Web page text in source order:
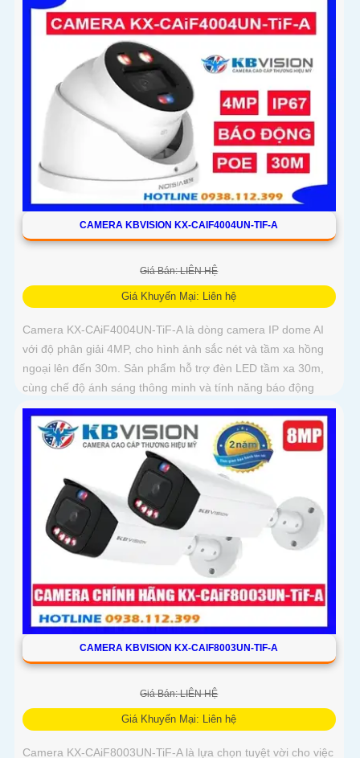
CAMERA KBVISION KX-CAIF4004UN-TIF-A
Giá Bán: LIÊN HỆ
Giá Khuyến Mại: Liên hệ
Camera KX-CAiF4004UN-TiF-A là dòng camera IP dome AI
với độ phân giải 4MP, cho hình ảnh sắc nét và tầm xa hồng
ngoại lên đến 30m. Sản phẩm hỗ trợ đèn LED tầm xa 30m,
cùng chế độ ánh sáng thông minh và tính năng báo động
chủ động bằng đèn LED xanh đỏ và còi hú 110dB
CAMERA KBVISION KX-CAIF8003UN-TIF-A
Giá Bán: LIÊN HỆ
Giá Khuyến Mại: Liên hệ
Camera KX-CAiF8003UN-TiF-A là lựa chọn tuyệt vời cho việc